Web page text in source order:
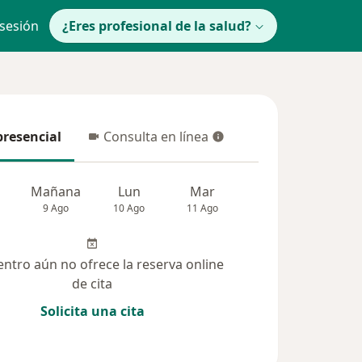
¿Eres profesional de la salud?
Consulta en línea
Consulta en línea
Mañana
9 Ago
Lun
10 Ago
Mar
11 Ago
aún no ofrece la reserva online
de cita
Solicita una cita